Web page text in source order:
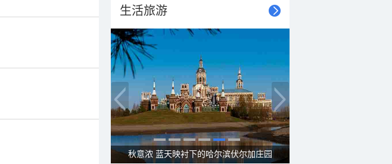
生活旅游
大美新疆—帕米尔高原好风光